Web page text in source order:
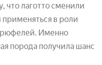
что лаготто сменили
в роли
Именно
порода получила шанс